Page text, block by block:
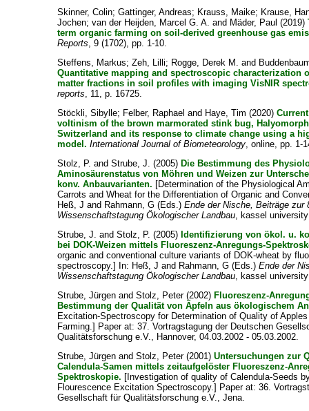
Skinner, Colin;Gattinger, Andreas; Krauss, Maike; Krause,
Jochen;van der Heijden, Marcel G. A. and Mäder, Paul (2019)
term organic farming on soil-derived greenhouse gas
Reports, 9 (1702), pp. 1-10.
Steffens, Markus;Zeh, Lilli; Rogge, Derek M. and
Quantitative mapping and spectroscopic characterization
matter fractions in soil profiles with imaging VisNIR
reports, 11, p. 16725.
Stöckli, Sibylle; Felber, Raphael and Haye, Tim (2020)
voltinism of the brown marmorated stink bug,
Switzerland and its response to climate change using a
model. International Journal of Biometeorology, online, pp. 1-
Stolz, P. andStrube, J. (2005) Die Bestimmung des
Aminosäurenstatus von Möhren und Weizen zur
konv. Anbauvarianten. [Determination of the Physiological
Carrots and Wheat for the Differentiation of Organic and
Heß, J and Rahmann, G (Eds.)Ende der Nische, Beiträge zur
Wissenschaftstagung Ökologischer Landbau, kassel
Strube, J. andStolz, P. (2005) Identifizierung von ökol. u.
bei DOK-Weizen mittels Fluoreszenz-Anregungs-
organic and conventional culture variants of DOK-wheat by
spectroscopy.] In: Heß, J and Rahmann, G (Eds.)Ende der
Wissenschaftstagung Ökologischer Landbau, kassel
Strube, Jürgen andStolz, Peter(2002) Fluoreszenz-
Bestimmung der Qualität von Äpfeln aus ökologischem
Excitation-Spectroscopy for Determination of Quality of
Farming.] Paper at: 37. Vortragstagung der Deutschen
Qualitätsforschung e.V., Hannover, 04.03.2002 - 05.03.2002.
Strube, Jürgen andStolz, Peter(2001)Untersuchungen zur
Calendula-Samen mittels zeitaufgelöster Fluoreszenz-
Spektroskopie. [Investigation of quality of Calendula-Seeds
Flourescence Excitation Spectroscopy.] Paper at: 36.
Gesellschaft für Qualitätsforschung e.V., Jena.